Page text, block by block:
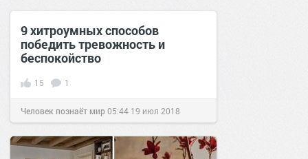
9 хитроумных способов
победить тревожность и
беспокойство
15 1
Человек познаёт мир05:44 19 июл 2018